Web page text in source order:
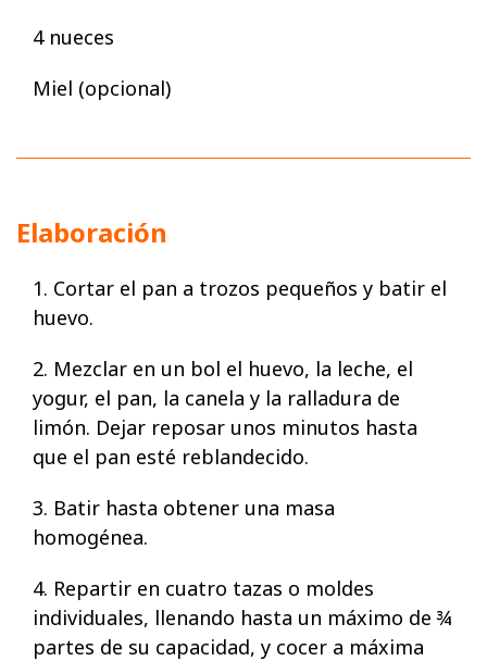
4 nueces
Miel (opcional)
Elaboración
1. Cortar el pan a trozos pequeños y batir el
huevo.
2. Mezclar en un bol el huevo, la leche, el
yogur, el pan, la canela y la ralladura de
limón. Dejar reposar unos minutos hasta
que el pan esté reblandecido.
3. Batir hasta obtener una masa
homogénea.
4. Repartir en cuatro tazas o moldes
individuales, llenando hasta un máximo de ¾
partes de su capacidad, y cocer a máxima